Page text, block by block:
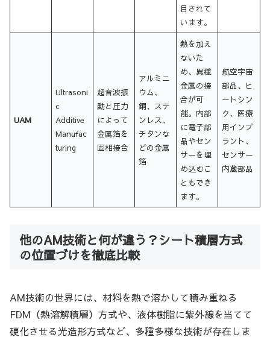
目されて
います。
UAM
Ultrasoni
c
Additive
Manufac
turing
超音波振
動と圧力
によって
金属箔を
固相接合
アルミニ
ウム、
銅、ステ
ンレス、
チタンな
どの金属
箔
熱を加え
ないた
め、異種
金属の接
合が可
能。内部
に電子部
品やセン
サーを埋
め込むこ
ともでき
ます。
航空宇宙
部品、ヒ
ートシン
ク、医療
用インプ
ラント、
センサー
内蔵部品
他のAM技術と何が違う？シート積層方式
の位置づけを徹底比較
AM技術の世界には、材料を熱で溶かして積み重ねる
FDM（熱溶解積層）方式や、液体樹脂に紫外線を当てて
硬化させる光造形方式など、多種多様な技術が存在しま